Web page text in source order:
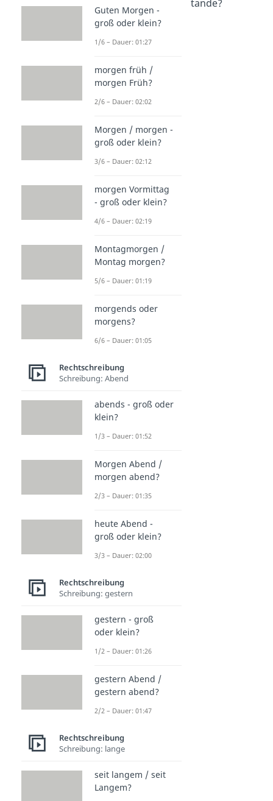
zustande oder zu Stande?
Dauer: 01:23
zugrundeliegend
Dauer: 01:23
Guten Morgen -
groß oder klein?
1/6 – Dauer: 01:27
morgen früh /
morgen Früh?
2/6 – Dauer: 02:02
Morgen / morgen -
groß oder klein?
3/6 – Dauer: 02:12
morgen Vormittag
- groß oder klein?
4/6 – Dauer: 02:19
Montagmorgen /
Montag morgen?
5/6 – Dauer: 01:19
morgends oder
morgens?
6/6 – Dauer: 01:05
Rechtschreibung
Schreibung: Abend
abends - groß oder
klein?
1/3 – Dauer: 01:52
Morgen Abend /
morgen abend?
2/3 – Dauer: 01:35
heute Abend -
groß oder klein?
3/3 – Dauer: 02:00
Rechtschreibung
Schreibung: gestern
gestern - groß
oder klein?
1/2 – Dauer: 01:26
gestern Abend /
gestern abend?
2/2 – Dauer: 01:47
Rechtschreibung
Schreibung: lange
seit langem / seit
Langem?